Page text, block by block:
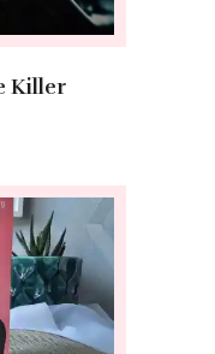
Killer